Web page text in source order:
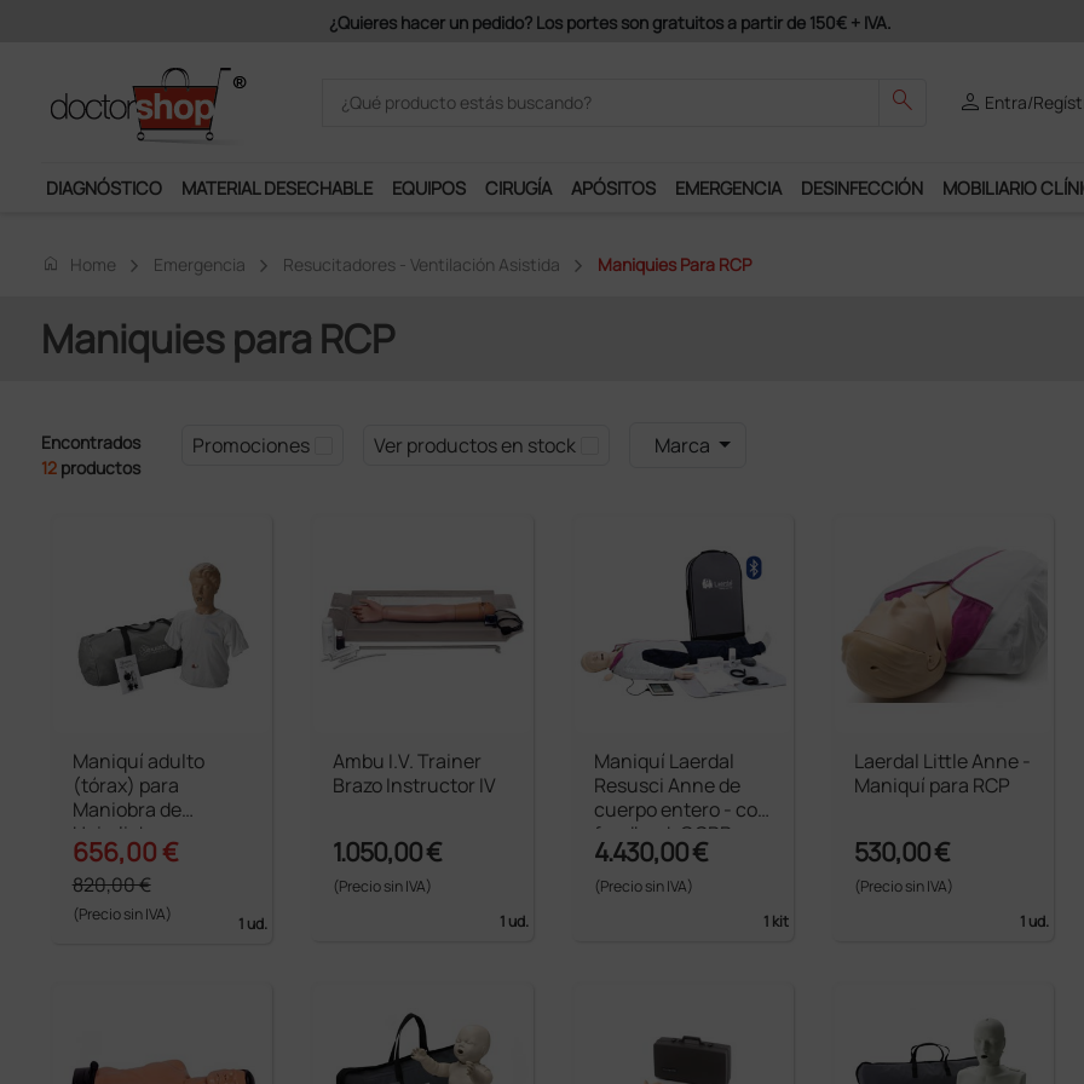
Únete al programa Ds Plus
search person Entra/
DIAGNÓSTICO MATERIAL DESECHABLE EQUIPOS CIRUGÍA APÓSITOS EMERGENCIA DESINFECCIÓN MOBILIARIO
home Home Emergencia Resucitadores - Ventilación Asistida Maniquies Para RCP
Maniquies para RCP
Encontrados
12productos
Promociones Ver productos en stock Marca
Maniquí adulto
(tórax) para
Maniobra de
Heimlich
656,00 €
820,00 €
(Precio sin IVA) 1 ud.
Ambu I.V. Trainer
Brazo Instructor IV
1.050,00 €
(Precio sin IVA)
1 ud.
Maniquí Laerdal
Resusci Anne de
cuerpo entero - con
feedback QCPR
4.430,00 €
(Precio sin IVA)
1 kit
Laerdal Little Anne -
Maniquí para RCP
530,00 €
(Precio sin IVA)
1 ud.